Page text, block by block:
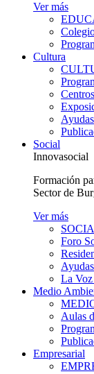
Ver más
Cultura
Centros
Ayudas
Social
Innovasocial
Formación
Sector de
Ver más
Foro
La
Medio
Aulas
Empresarial